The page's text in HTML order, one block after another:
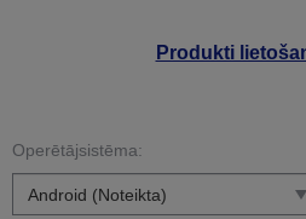
Produkti
Operētājsistēma: